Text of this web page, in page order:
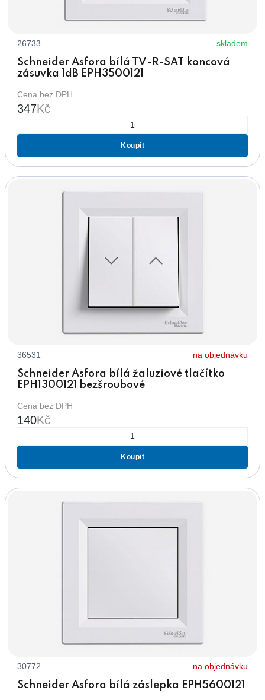
26733 skladem
Schneider Asfora bílá TV-R-SAT koncová
zásuvka 1dB EPH3500121
Cena bez DPH
347Kč
Koupit
36531 na objednávku
Schneider Asfora bílá žaluziové tlačítko
EPH1300121 bezšroubové
Cena bez DPH
140Kč
Koupit
30772 na objednávku
Schneider Asfora bílá záslepka EPH5600121